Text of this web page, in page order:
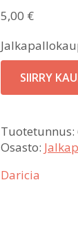
5,00 €
SIIRRY
Tuotetunnus:
Osasto:
Daricia